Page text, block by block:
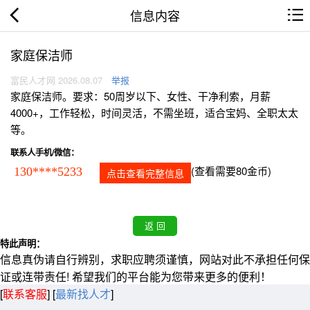
信息内容
家庭保洁师
富民人才网 2026.08.07 举报
家庭保洁师。要求：50周岁以下、女性、干净利索，月薪
4000+，工作轻松，时间灵活，不需坐班，适合宝妈、全职太太
等。
联系人手机/微信：
130****5233 点击查看完整信息 (查看需要80金币)
特此声明：
信息真伪请自行辨别，求职应聘须谨慎，网站对此不承担任何保
证或连带责任! 希望我们的平台能为您带来更多的便利！
[联系客服] [最新找人才]